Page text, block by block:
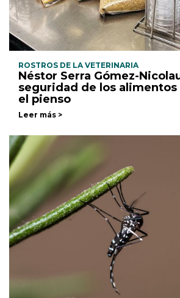
ROSTROS DE LA VETERINARIA
Néstor Serra Gómez-
seguridad de los alimentos
el pienso
Leer más >